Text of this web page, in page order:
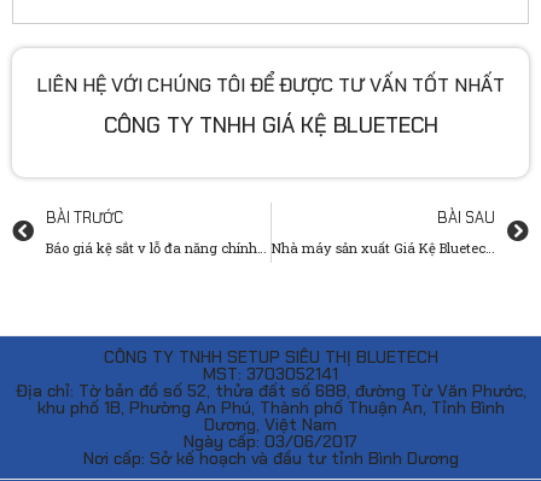
LIÊN HỆ VỚI CHÚNG TÔI ĐỂ ĐƯỢC TƯ VẤN TỐT NHẤT
CÔNG TY TNHH GIÁ KỆ BLUETECH
BÀI TRƯỚC
Báo giá kệ sắt v lỗ đa năng chính hãng Bluetech mới nhất 2024
BÀI SAU
Nhà máy sản xuất Giá Kệ Bluetech tuyển nhiều đại lý tại các tỉnh: Hà Tĩnh, Đà Nẵng, Daklak, Tây Ninh, Sơn La…
CÔNG TY TNHH SETUP SIÊU THỊ BLUETECH
MST: 3703052141
Địa chỉ: Tờ bản đồ số 52, thửa đất số 688, đường Từ Văn Phước,
khu phố 1B, Phường An Phú, Thành phố Thuận An, Tỉnh Bình
Dương, Việt Nam
Ngày cấp: 03/06/2017
Nơi cấp: Sở kế hoạch và đầu tư tỉnh Bình Dương